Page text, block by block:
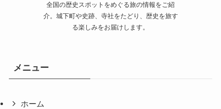
全国の歴史スポットをめぐる旅の情報をご紹
介。城下町や史跡、寺社をたどり、歴史を旅す
る楽しみをお届けします。
メニュー
ホーム